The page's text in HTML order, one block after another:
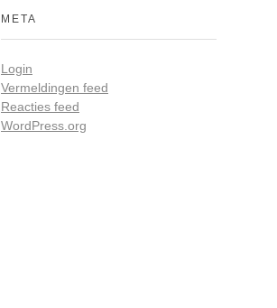
META
Login
Vermeldingen feed
Reacties feed
WordPress.org